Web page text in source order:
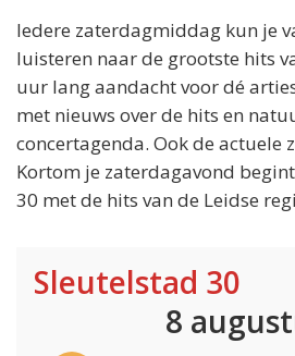
Iedere zaterdagmiddag kun je
luisteren naar de grootste hits
uur lang aandacht voor dé
met nieuws over de hits en
concertagenda. Ook de actuele
Kortom je zaterdagavond
30 met de hits van de Leidse
Sleutelstad 30
8